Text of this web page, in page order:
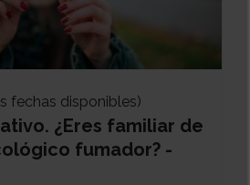
fechas disponibles)
¿Eres familiar de
fumador? -